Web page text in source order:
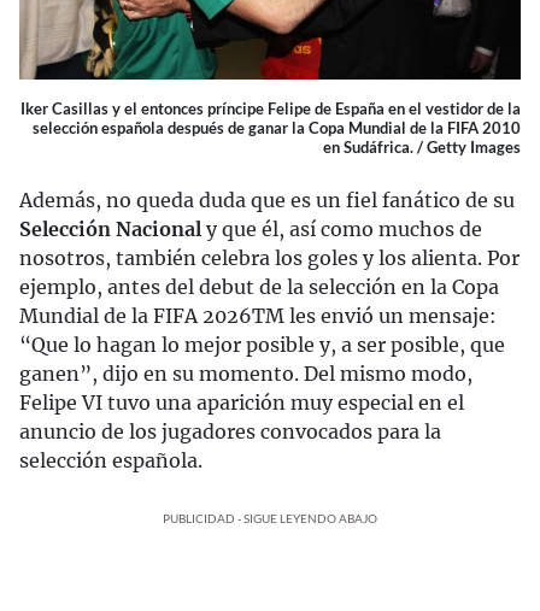
Iker Casillas y el entonces príncipe Felipe de España en el vestidor de la
selección española después de ganar la Copa Mundial de la FIFA 2010
en Sudáfrica. / Getty Images
Además, no queda duda que es un fiel fanático de su
Selección Nacional y que él, así como muchos de
nosotros, también celebra los goles y los alienta. Por
ejemplo, antes del debut de la selección en la Copa
Mundial de la FIFA 2026TM les envió un mensaje:
“Que lo hagan lo mejor posible y, a ser posible, que
ganen”, dijo en su momento. Del mismo modo,
Felipe VI tuvo una aparición muy especial en el
anuncio de los jugadores convocados para la
selección española.
PUBLICIDAD - SIGUE LEYENDO ABAJO